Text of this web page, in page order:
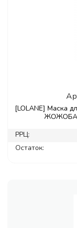
[LOLANE] Маска
ЖОЖОБА
РРЦ:
Остаток: